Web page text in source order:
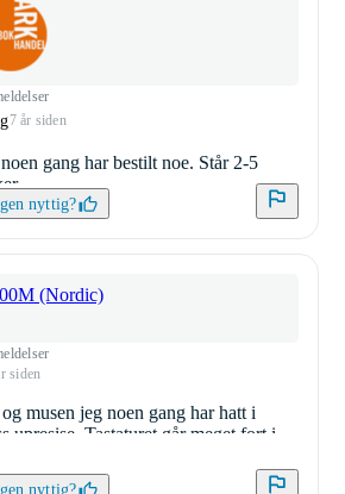
7 år siden
gang har bestilt noe. Står 2-5
nyttig?
(Nordic)
siden
musen jeg noen gang har hatt i
upresise. Tastaturet går meget fort i
å vekke opp.
nyttig?